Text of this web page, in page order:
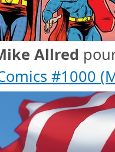
Allred
#1000